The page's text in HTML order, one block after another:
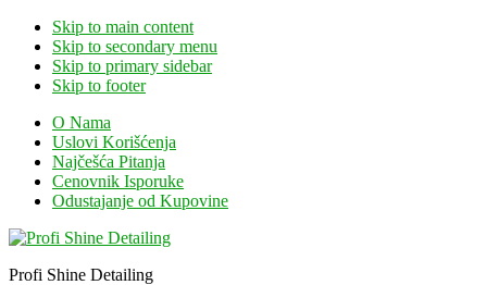
Skip to main content
Skip to secondary menu
Skip to primary sidebar
Skip to footer
O Nama
Uslovi Korišćenja
Najčešća Pitanja
Cenovnik Isporuke
Odustajanje od Kupovine
Profi Shine Detailing